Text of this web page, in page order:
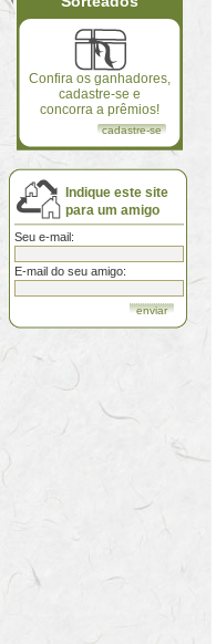
Confira os ganhadores,
cadastre-se e
concorra a prêmios!
cadastre-se
Indique este site
para um amigo
Seu e-mail:
E-mail do seu amigo: